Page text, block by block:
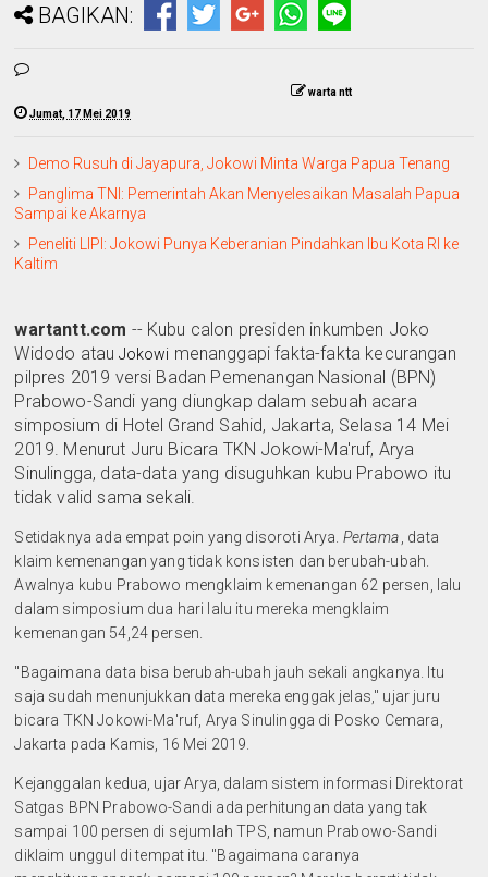
BAGIKAN:
warta ntt
Jumat, 17 Mei 2019
Demo Rusuh di Jayapura, Jokowi Minta Warga Papua Tenang
Panglima TNI: Pemerintah Akan Menyelesaikan Masalah Papua
Sampai ke Akarnya
Peneliti LIPI: Jokowi Punya Keberanian Pindahkan Ibu Kota RI ke
Kaltim
wartantt.com -- Kubu calon presiden inkumben Joko
Widodo atauJokowi menanggapi fakta-fakta kecurangan
pilpres 2019 versi Badan Pemenangan Nasional (BPN)
Prabowo-Sandi yang diungkap dalam sebuah acara
simposium di Hotel Grand Sahid, Jakarta, Selasa 14 Mei
2019. Menurut Juru Bicara TKN Jokowi-Ma'ruf, Arya
Sinulingga, data-data yang disuguhkan kubu Prabowo itu
tidak valid sama sekali.
Setidaknya ada empat poin yang disoroti Arya. Pertama , data
klaim kemenangan yang tidak konsisten dan berubah-ubah.
Awalnya kubu Prabowo mengklaim kemenangan 62 persen, lalu
dalam simposium dua hari lalu itu mereka mengklaim
kemenangan 54,24 persen.
"Bagaimana data bisa berubah-ubah jauh sekali angkanya. Itu
saja sudah menunjukkan data mereka enggak jelas," ujar juru
bicara TKN Jokowi-Ma'ruf, Arya Sinulingga di Posko Cemara,
Jakarta pada Kamis, 16 Mei 2019.
Kejanggalan kedua , ujar Arya, dalam sistem informasi Direktorat
Satgas BPN Prabowo-Sandi ada perhitungan data yang tak
sampai 100 persen di sejumlah TPS, namun Prabowo-Sandi
diklaim unggul di tempat itu. "Bagaimana caranya